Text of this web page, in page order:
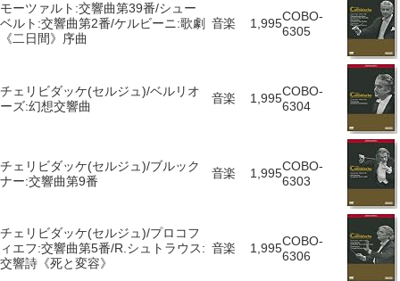
モーツァルト:交響曲第39番/シュー
ベルト:交響曲第2番/ケルビーニ:歌劇
《二日間》序曲
音楽 1,995COBO-
6305
チェリビダッケ(セルジュ)/ベルリオ
ーズ:幻想交響曲
音楽 1,995COBO-
6304
チェリビダッケ(セルジュ)/ブルック
ナー:交響曲第9番
音楽 1,995COBO-
6303
チェリビダッケ(セルジュ)/プロコフ
ィエフ:交響曲第5番/R.シュトラウス:
交響詩《死と変容》
音楽 1,995COBO-
6306